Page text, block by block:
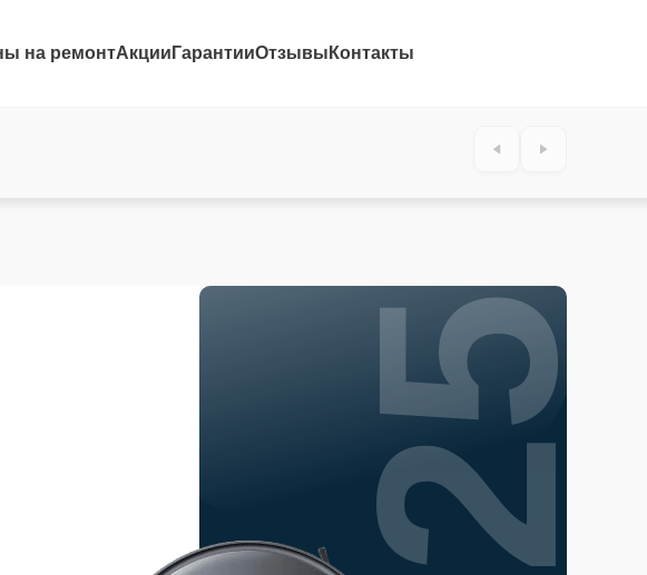
на ремонтАкции ГарантииОтзывы Контакты
25%